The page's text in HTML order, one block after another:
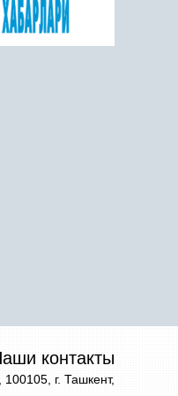
контакты
г. Ташкент,